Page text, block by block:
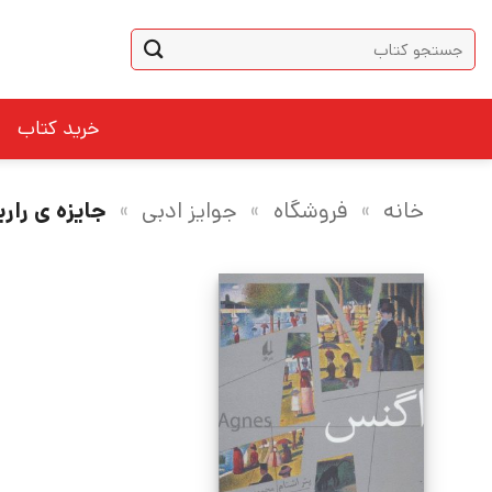
content
جستجو
برای:
خرید کتاب
خانه » فروشگاه » جوایز ادبی » جایزه ی